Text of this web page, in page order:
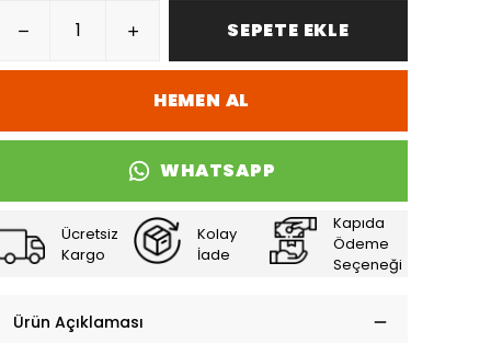
SEPETE EKLE
HEMEN AL
WHATSAPP
Ücretsiz
Kargo
Kolay
İade
Kapıda
Ödeme
Seçeneği
Ürün Açıklaması